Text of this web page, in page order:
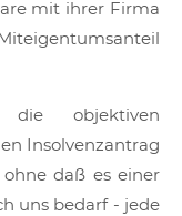
mit ihrer Firma
objektiven
Insolvenzantrag
daß es einer
uns bedarf - jede